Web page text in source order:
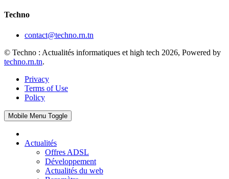
Techno
contact@techno.rn.tn
© Techno : Actualités informatiques et high tech 2026, Powered by
techno.rn.tn.
Privacy
Terms of Use
Policy
Mobile Menu Toggle
Actualités
Offres ADSL
Développement
Actualités du web